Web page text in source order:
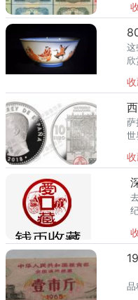
这
藉
萨
世
学
品